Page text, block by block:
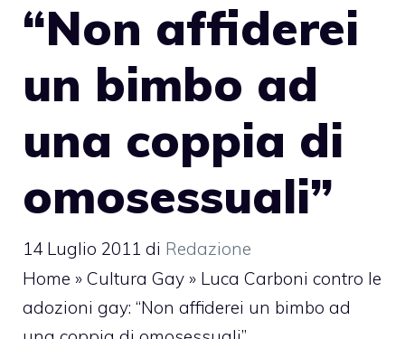
“Non affiderei
un bimbo ad
una coppia di
omosessuali”
14 Luglio 2011 di Redazione
Home » Cultura Gay » Luca Carboni contro le
adozioni gay: “Non affiderei un bimbo ad